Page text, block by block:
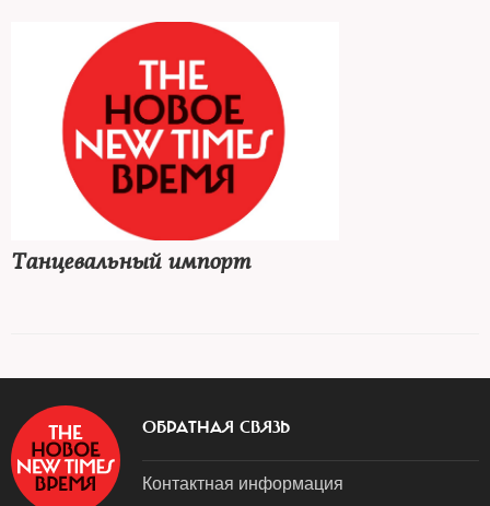
Танцевальный импорт
ОБРАТНАЯ СВЯЗЬ
Контактная информация